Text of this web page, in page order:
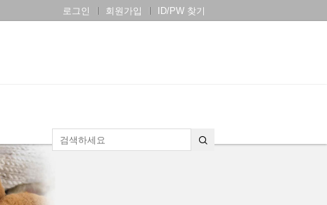
로그인
회원가입 ID/PW 찾기